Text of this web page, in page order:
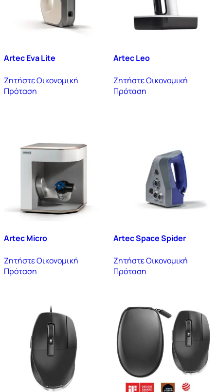
Artec Eva Lite
Ζητήστε Οικονομική
Πρόταση
Artec Leo
Ζητήστε Οικονομική
Πρόταση
Artec Micro
Ζητήστε Οικονομική
Πρόταση
Artec Space Spider
Ζητήστε Οικονομική
Πρόταση